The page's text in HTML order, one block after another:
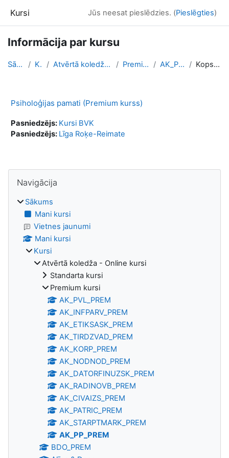
Kursi Jūs neesat pieslēdzies. (Pieslēgties)
Informācija par kursu
Sākums Kursi Atvērtā koledža - Online kursi Premium kursi AK_PP_PREM Kopsavilkums
Psiholoģijas pamati (Premium kurss)
Pasniedzējs: Kursi BVK
Pasniedzējs: Līga Roķe-Reimate
Bloki
Navigācija
Sākums
Mani kursi
Vietnes jaunumi
Mani kursi
Kursi
Atvērtā koledža - Online kursi
Standarta kursi
Premium kursi
AK_PVL_PREM
AK_INFPARV_PREM
AK_ETIKSASK_PREM
AK_TIRDZVAD_PREM
AK_KORP_PREM
AK_NODNOD_PREM
AK_DATORFINUZSK_PREM
AK_RADINOVB_PREM
AK_CIVAIZS_PREM
AK_PATRIC_PREM
AK_STARPTMARK_PREM
AK_PP_PREM
BDO_PREM